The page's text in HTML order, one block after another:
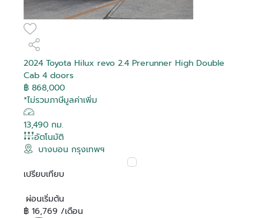
2024 Toyota Hilux revo 2.4 Prerunner High Double
Cab 4 doors
฿ 868,000
*ไม่รวมภาษีมูลค่าเพิ่ม
13,490 กม.
อัตโนมัติ
บางบอน กรุงเทพฯ
เปรียบเทียบ
ผ่อนเริ่มต้น
฿ 16,769 /เดือน